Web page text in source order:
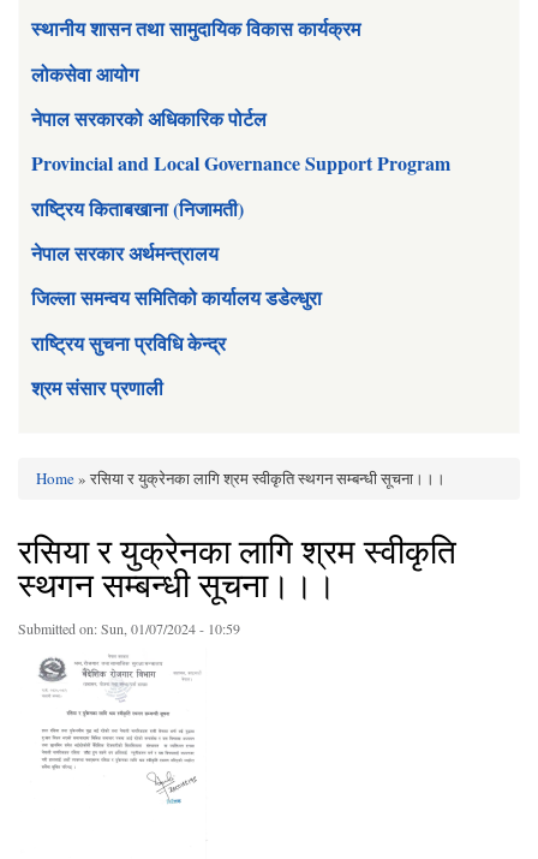
स्थानीय शासन तथा सामुदायिक विकास कार्यक्रम
लोकसेवा आयोग
नेपाल सरकारको अधिकारिक पोर्टल
Provincial and Local Governance Support Program
राष्ट्रिय किताबखाना (निजामती)
नेपाल सरकार अर्थमन्त्रालय
जिल्ला समन्वय समितिको कार्यालय डडेल्धुरा
राष्ट्रिय सुचना प्रविधि केन्द्र
श्रम संसार प्रणाली
Home» रसिया र युक्रेनका लागि श्रम स्वीकृति स्थगन सम्बन्धी सूचना।।।
रसिया र युक्रेनका लागि श्रम स्वीकृति
स्थगन सम्बन्धी सूचना।।।
Submitted on:Sun, 01/07/2024 - 10:59